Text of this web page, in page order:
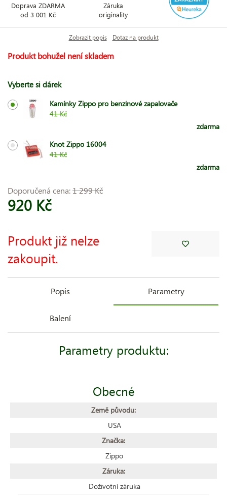
Doprava ZDARMA
od 3 001 Kč
Záruka
originality
Zobrazit popis Dotaz na produkt
Produkt bohužel není skladem
Vyberte si dárek
Kamínky Zippo pro benzinové zapalovače
41 Kč
zdarma
Knot Zippo 16004
41 Kč
zdarma
Doporučená cena:1 299 Kč
920 Kč
Produkt již nelze
zakoupit.
Popis Parametry
Balení
Parametry produktu:
Obecné
Země původu:
USA
Značka:
Zippo
Záruka:
Doživotní záruka